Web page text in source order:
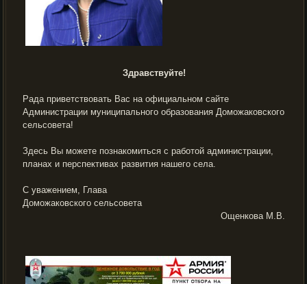
Здравствуйте!
Рада приветствовать Вас на официальном сайте
Администрации муниципального образования Доможаковского
сельсовета!
Здесь Вы можете познакомиться с работой администрации,
планах и перспективах развития нашего села.
С уважением, Глава
Доможаковского сельсовета
Ощенкова М.В.